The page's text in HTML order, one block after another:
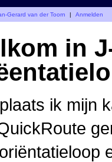
Gerard van der Toorn | Anmelden
in
ik mijn